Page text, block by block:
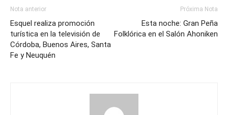
Nota anterior
Esquel realiza promoción
turística en la televisión de
Córdoba, Buenos Aires, Santa
Fe y Neuquén
Próxima Nota
Esta noche: Gran Peña
Folklórica en el Salón Ahoniken